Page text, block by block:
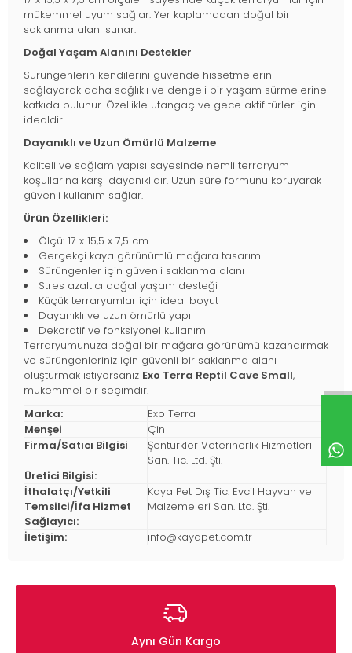
mükemmel uyum sağlar. Yer kaplamadan doğal bir
saklanma alanı sunar.
Doğal Yaşam Alanını Destekler
Sürüngenlerin kendilerini güvende hissetmelerini
sağlayarak daha sağlıklı ve dengeli bir yaşam sürmelerine
katkıda bulunur. Özellikle utangaç ve gece aktif türler için
idealdir.
Dayanıklı ve Uzun Ömürlü Malzeme
Kaliteli ve sağlam yapısı sayesinde nemli terraryum
koşullarına karşı dayanıklıdır. Uzun süre formunu koruyarak
güvenli kullanım sağlar.
Ürün Özellikleri:
Ölçü: 17 x 15,5 x 7,5 cm
Gerçekçi kaya görünümlü mağara tasarımı
Sürüngenler için güvenli saklanma alanı
Stres azaltıcı doğal yaşam desteği
Küçük terraryumlar için ideal boyut
Dayanıklı ve uzun ömürlü yapı
Dekoratif ve fonksiyonel kullanım
Terraryumunuza doğal bir mağara görünümü kazandırmak
ve sürüngenleriniz için güvenli bir saklanma alanı
oluşturmak istiyorsanız Exo Terra Reptil Cave Small,
mükemmel bir seçimdir.
Marka:
Exo Terra
Menşei
Çin
Firma/Satıcı Bilgisi
Şentürkler Veterinerlik Hizmetleri
San. Tic. Ltd. Şti.
Üretici Bilgisi:
İthalatçı/Yetkili
Temsilci/İfa Hizmet
Sağlayıcı:
Kaya Pet Dış Tic. Evcil Hayvan ve
Malzemeleri San. Ltd. Şti.
İletişim: info@kayapet.com.tr
Aynı Gün Kargo